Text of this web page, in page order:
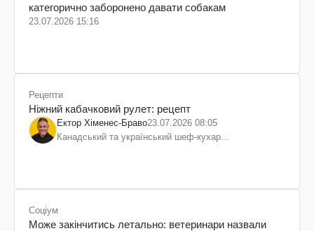
категорично заборонено давати собакам
23.07.2026 15:16
Рецепти
Ніжний кабачковий рулет: рецепт
Ектор Хіменес-Браво23.07.2026 08:05
Канадський та український шеф-кухар
Соціум
Може закінчитись летально: ветеринари назвали